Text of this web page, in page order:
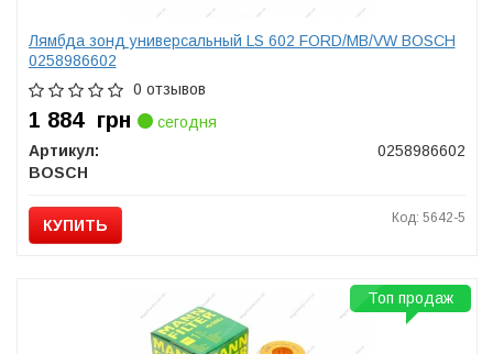
Лямбда зонд универсальный LS 602 FORD/MB/VW BOSCH
0258986602
0 отзывов
1 884 грн
сегодня
Артикул:
0258986602
BOSCH
КУПИТЬ Код: 5642-5
Топ продаж